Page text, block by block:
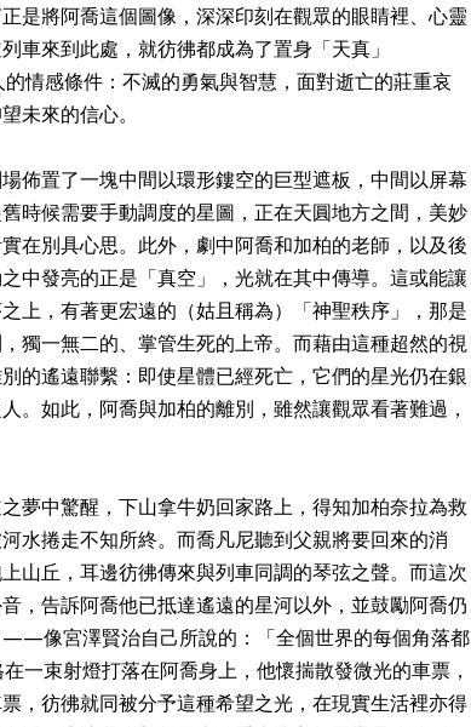
是將阿喬這個圖像，深深印刻在觀眾的眼睛裡、心靈
車來到此處，就彷彿都成為了置身「天真」
的情感條件：不滅的勇氣與智慧，面對逝亡的莊重哀
未來的信心。
佈置了一塊中間以環形鏤空的巨型遮板，中間以屏幕
時候需要手動調度的星圖，正在天圓地方之間，美妙
在別具心思。此外，劇中阿喬和加柏的老師，以及後
中發亮的正是「真空」，光就在其中傳導。這或能讓
上，有著更宏遠的（姑且稱為）「神聖秩序」，那是
獨一無二的、掌管生死的上帝。而藉由這種超然的視
的遙遠聯繫：即使星體已經死亡，它們的星光仍在銀
。如此，阿喬與加柏的離別，雖然讓觀眾看著難過，
夢中驚醒，下山拿牛奶回家路上，得知加柏奈拉為救
水捲走不知所終。而喬凡尼聽到父親將要回來的消
山丘，耳邊彷彿傳來與列車同調的琴弦之聲。而這次
，告訴阿喬他已抵達遙遠的星河以外，並鼓勵阿喬仍
像宮澤賢治自己所說的：「全個世界的每個角落都
束射燈打落在阿喬身上，他懷揣散發微光的車票，
，彷彿就同被分予這種希望之光，在現實生活裡亦得